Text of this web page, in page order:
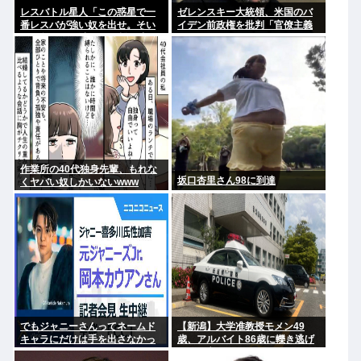
レスバトル星人「この惑星で一
番レスバが強い奴を出せ。そい
つが負けたら滅ぼす」 誰を出
す？
ゼレンスキー大統領、米国のバ
イデン前政権を批判「官僚主義
だった」
作業所の40代独身先輩、もれな
くヤバい奴しかいないwww
坂口杏里さん98に到達
でもジャニーさんってネームド
キャラにだけは手を出さなかっ
た星人だよな
【新潟】大学准教授モメン49
歳、アルバイト86歳に轢き逃げ